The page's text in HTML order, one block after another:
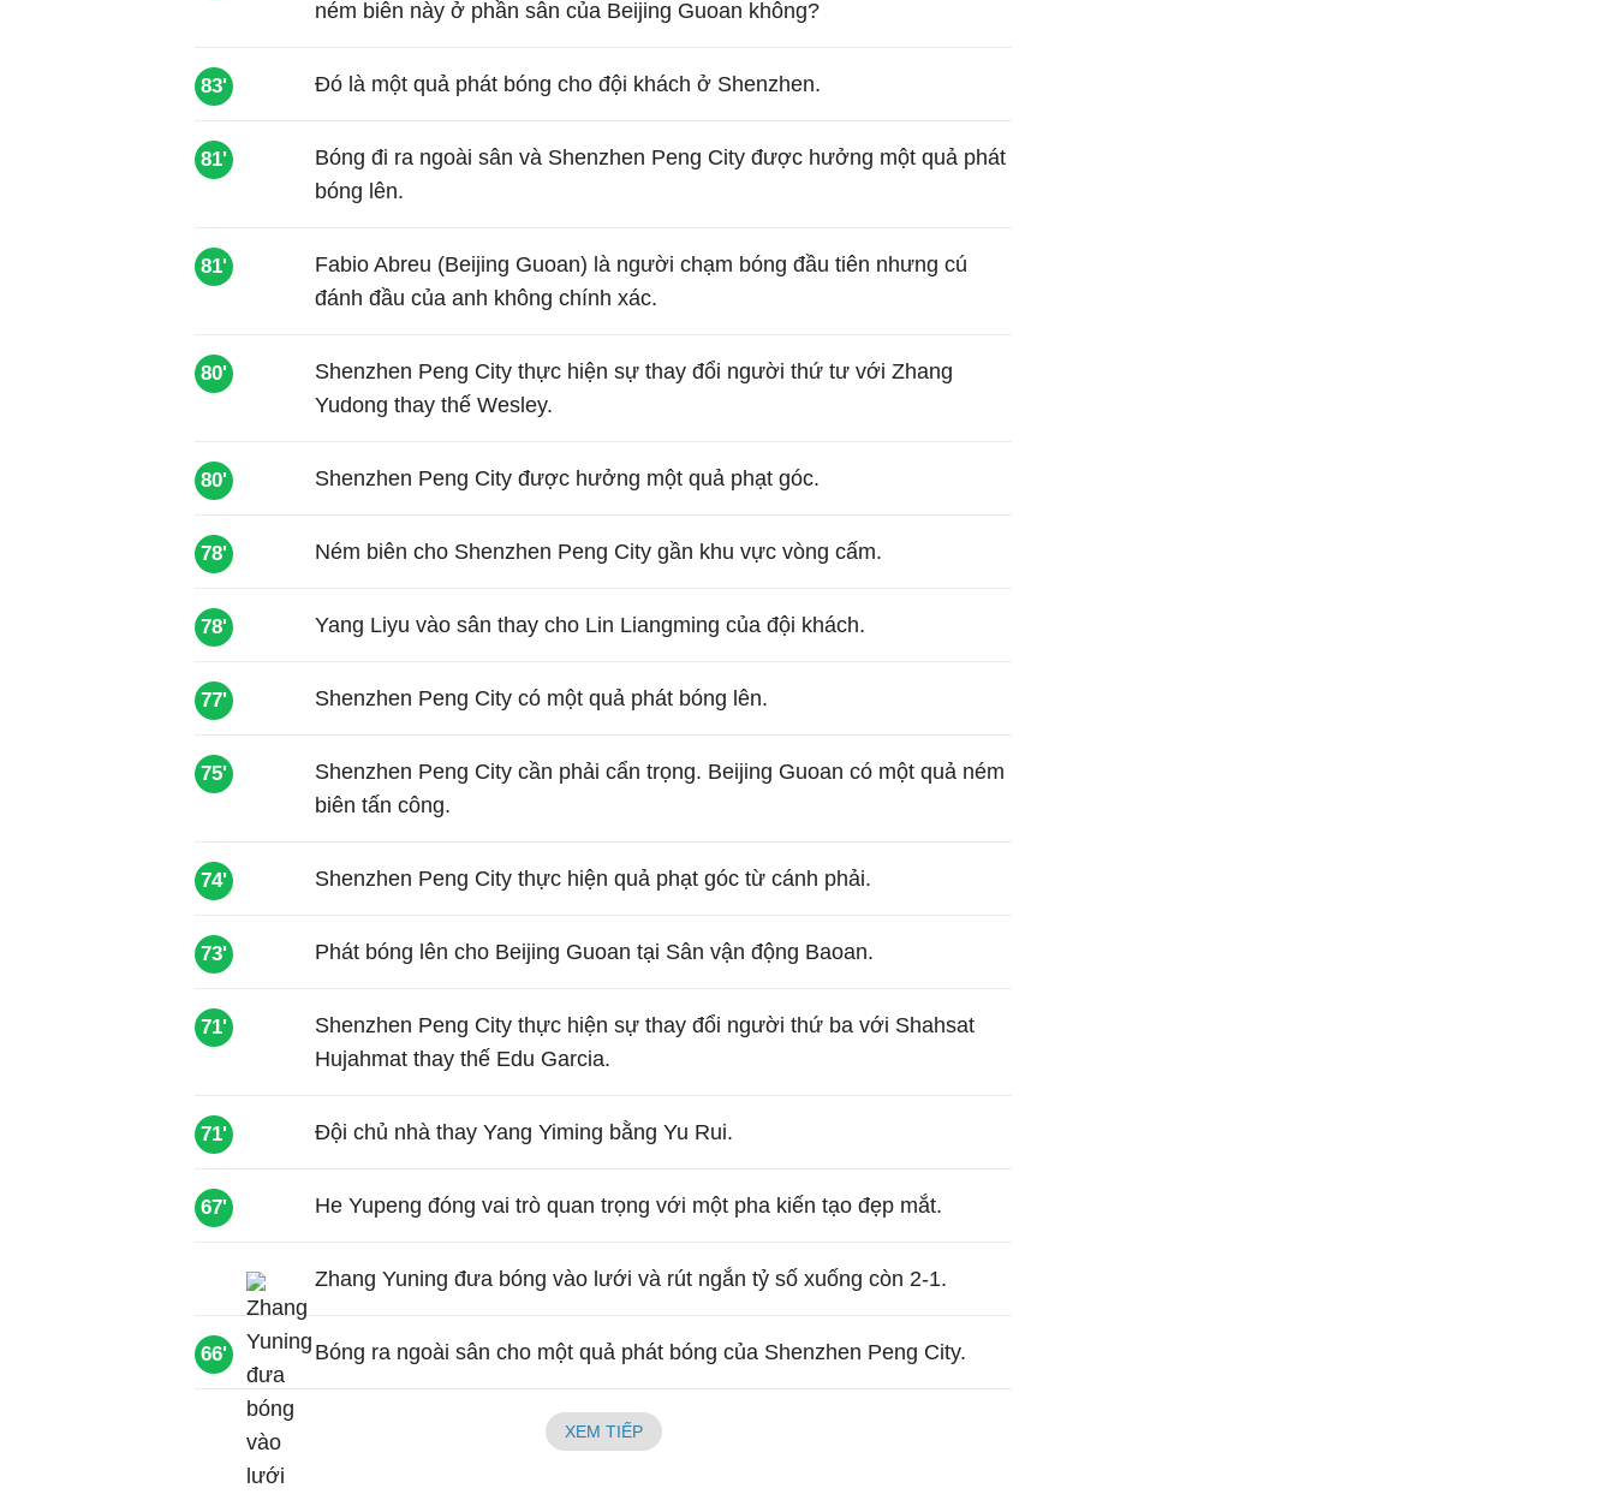
ném biên này ở phần sân của Beijing Guoan không?
83' Đó là một quả phát bóng cho đội khách ở Shenzhen.
81'
Bóng đi ra ngoài sân và Shenzhen Peng City được hưởng một quả phát
bóng lên.
81'
Fabio Abreu (Beijing Guoan) là người chạm bóng đầu tiên nhưng cú
đánh đầu của anh không chính xác.
80'
Shenzhen Peng City thực hiện sự thay đổi người thứ tư với Zhang
Yudong thay thế Wesley.
80' Shenzhen Peng City được hưởng một quả phạt góc.
78' Ném biên cho Shenzhen Peng City gần khu vực vòng cấm.
78' Yang Liyu vào sân thay cho Lin Liangming của đội khách.
77' Shenzhen Peng City có một quả phát bóng lên.
75'
Shenzhen Peng City cần phải cẩn trọng. Beijing Guoan có một quả ném
biên tấn công.
74' Shenzhen Peng City thực hiện quả phạt góc từ cánh phải.
73' Phát bóng lên cho Beijing Guoan tại Sân vận động Baoan.
71'
Shenzhen Peng City thực hiện sự thay đổi người thứ ba với Shahsat
Hujahmat thay thế Edu Garcia.
71' Đội chủ nhà thay Yang Yiming bằng Yu Rui.
67' He Yupeng đóng vai trò quan trọng với một pha kiến tạo đẹp mắt.
Zhang Yuning đưa bóng vào lưới và rút ngắn tỷ số xuống còn 2-1.
66' Bóng ra ngoài sân cho một quả phát bóng của Shenzhen Peng City.
XEM TIẾP